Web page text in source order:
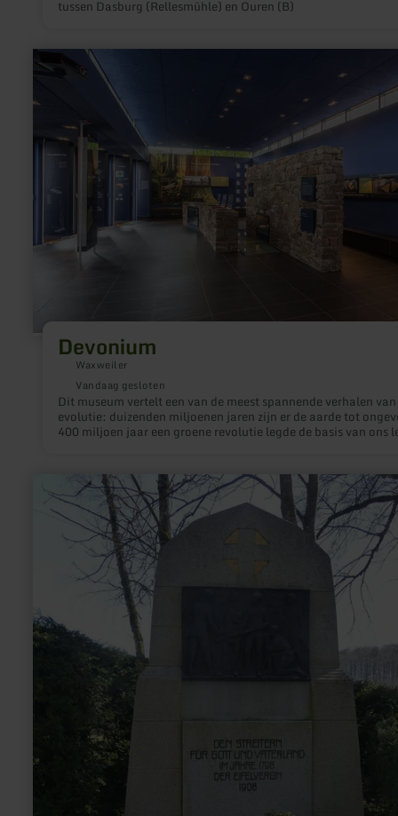
tussen Dasburg (Rellesmühle) en Ouren (B)
Devonium
Waxweiler
Vandaag gesloten
Dit museum vertelt een van de meest spannende verhalen
evolutie: duizenden miljoenen jaren zijn er de aarde tot
400 miljoen jaar een groene revolutie legde de basis van ons
meer
informatie
Devonium
informatie
over:
Klöppelkrieg